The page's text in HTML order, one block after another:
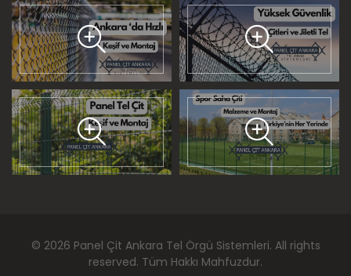
© 2026 Panel Çit Ankara Tel Örgü Sistemleri. All rights
reserved. Tüm Hakkı Mahfuzdur.